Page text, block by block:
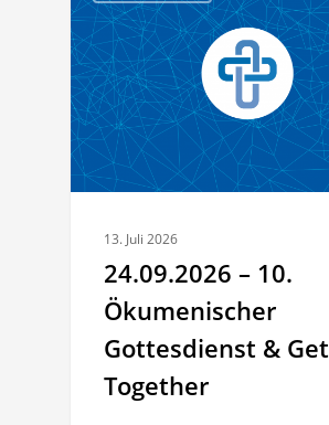
13. Juli 2026
24.09.2026 – 10.
Ökumenischer
Gottesdienst & Get
Together